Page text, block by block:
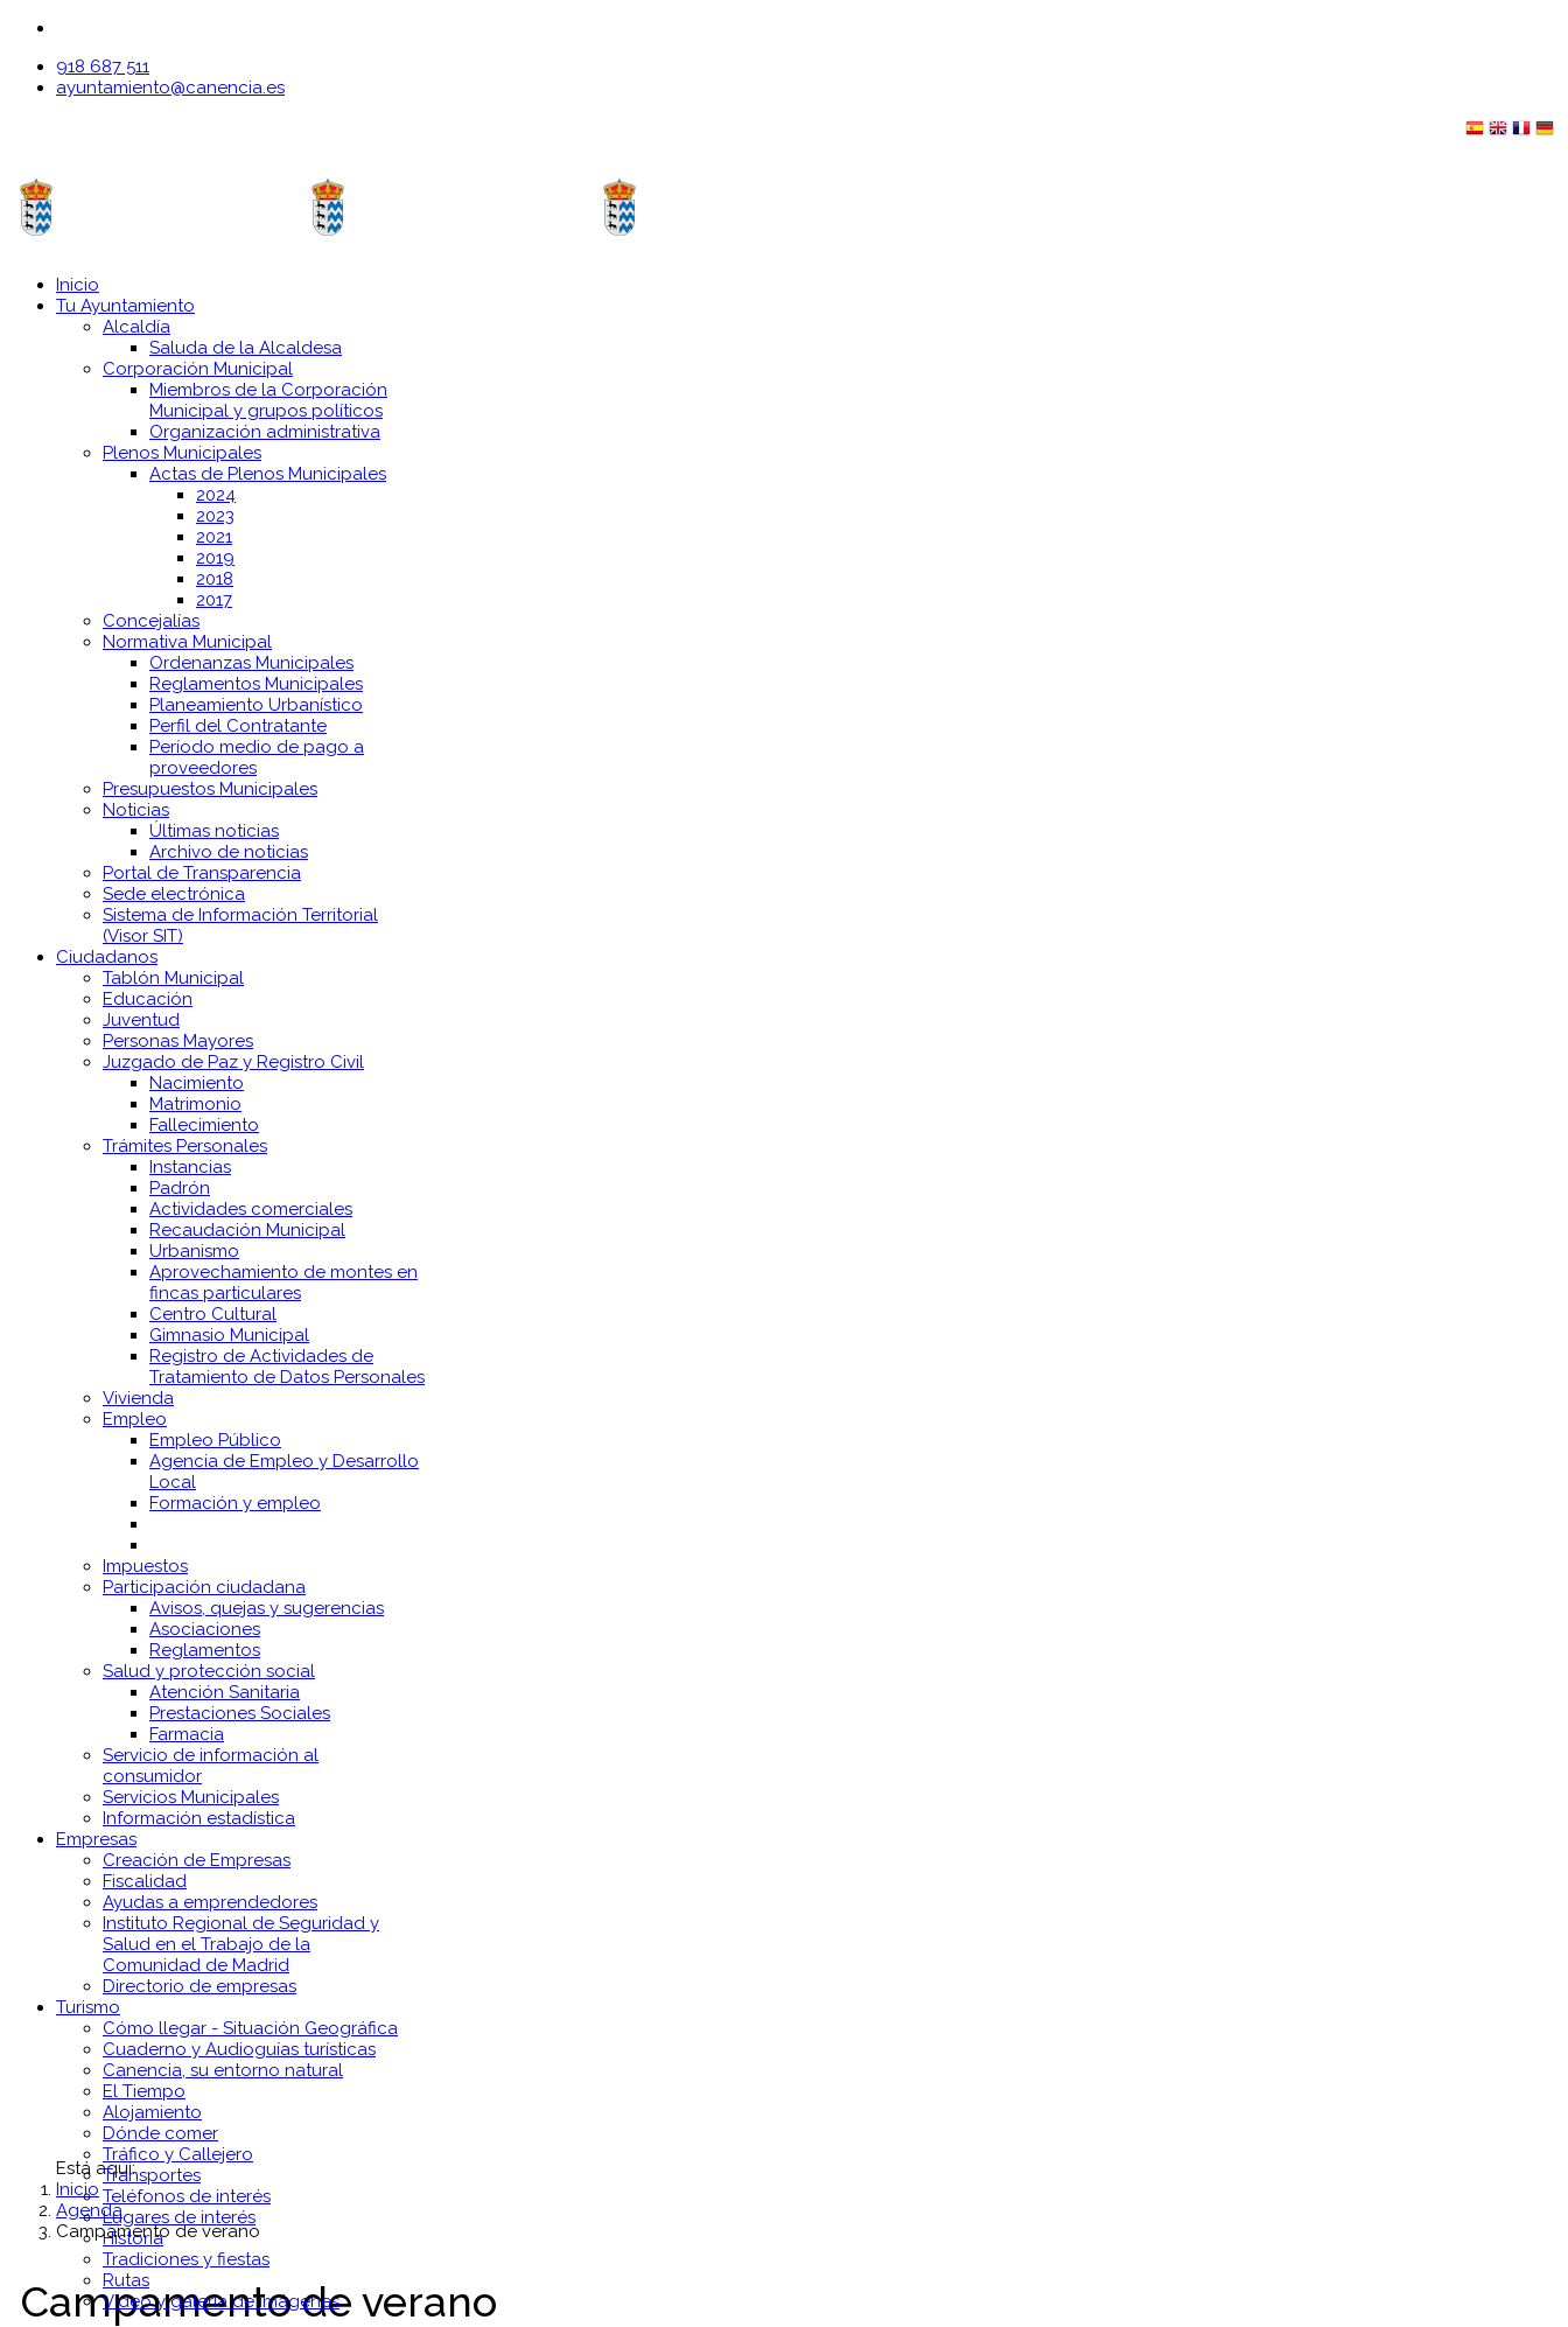
918 687 511
ayuntamiento@canencia.es
Inicio
Tu Ayuntamiento
Alcaldía
Saluda de la Alcaldesa
Corporación Municipal
Miembros de la Corporación
Municipal y grupos políticos
Organización administrativa
Plenos Municipales
Actas de Plenos Municipales
2024
2023
2021
2019
2018
2017
Concejalías
Normativa Municipal
Ordenanzas Municipales
Reglamentos Municipales
Planeamiento Urbanístico
Perfil del Contratante
Período medio de pago a
proveedores
Presupuestos Municipales
Noticias
Últimas noticias
Archivo de noticias
Portal de Transparencia
Sede electrónica
Sistema de Información Territorial
(Visor SIT)
Ciudadanos
Tablón Municipal
Educación
Juventud
Personas Mayores
Juzgado de Paz y Registro Civil
Nacimiento
Matrimonio
Fallecimiento
Trámites Personales
Instancias
Padrón
Actividades comerciales
Recaudación Municipal
Urbanismo
Aprovechamiento de montes en
fincas particulares
Centro Cultural
Gimnasio Municipal
Registro de Actividades de
Tratamiento de Datos Personales
Vivienda
Empleo
Empleo Público
Agencia de Empleo y Desarrollo
Local
Formación y empleo
Impuestos
Participación ciudadana
Avisos, quejas y sugerencias
Asociaciones
Reglamentos
Salud y protección social
Atención Sanitaria
Prestaciones Sociales
Farmacia
Servicio de información al
consumidor
Servicios Municipales
Información estadística
Empresas
Creación de Empresas
Fiscalidad
Ayudas a emprendedores
Instituto Regional de Seguridad y
Salud en el Trabajo de la
Comunidad de Madrid
Directorio de empresas
Turismo
Cómo llegar - Situación Geográfica
Cuaderno y Audioguías turísticas
Canencia, su entorno natural
El Tiempo
Alojamiento
Dónde comer
Tráfico y Callejero
Transportes
Teléfonos de interés
Lugares de interés
Historia
Tradiciones y fiestas
Rutas
Vídeo y galería de imágenes
Está aquí:
Inicio
Agenda
Campamento de verano
Campamento de verano